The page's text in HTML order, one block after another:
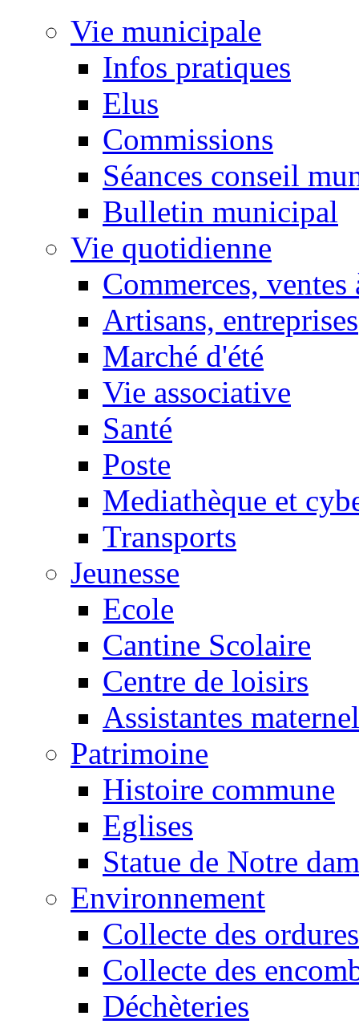
Vie municipale
Infos pratiques
Elus
Commissions
Séances conseil
Bulletin municipal
Vie quotidienne
Commerces, ventes
Artisans, entreprises
Marché d'été
Vie associative
Santé
Poste
Mediathèque et
Transports
Jeunesse
Ecole
Cantine Scolaire
Centre de loisirs
Assistantes
Patrimoine
Histoire commune
Eglises
Statue de Notre
Environnement
Collecte des ordures
Collecte des
Déchèteries